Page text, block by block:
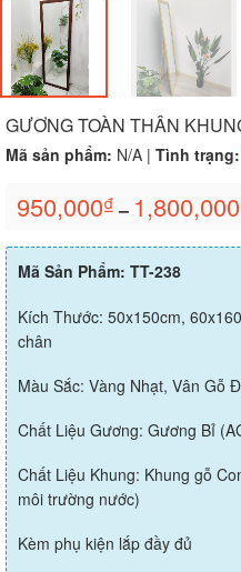
GƯƠNG TOÀN THÂN
Mã sản phẩm: N/A | Tình trạng:
950,000₫– 1,800,000
Mã Sản Phẩm: TT-238
Kích Thước: 50x150cm,
chân
Màu Sắc: Vàng Nhạt, Vân Gỗ
Chất Liệu Gương: Gương Bỉ
Chất Liệu Khung: Khung gỗ
môi trường nước)
Kèm phụ kiện lắp đầy đủ